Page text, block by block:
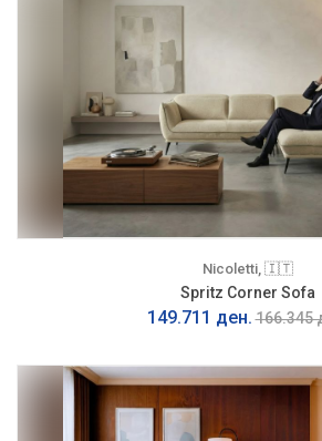
Nicoletti, 🇮🇹
Spritz Corner Sofa
149.711 ден. 166.345